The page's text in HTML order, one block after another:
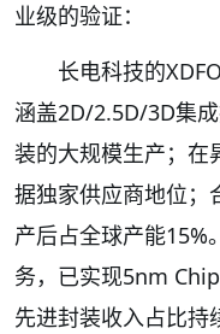
业级的验证：
长电科技的
涵盖2D/2.5D/3D集
装的大规模生产；
据独家供应商地位；
产后占全球产能15%
务，已实现5nm
先进封装收入占比持